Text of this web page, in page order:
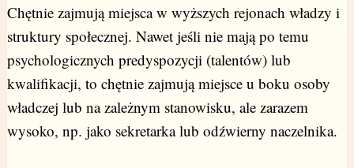
Chętnie zajmują miejsca w wyższych rejonach władzy i
struktury społecznej. Nawet jeśli nie mają po temu
psychologicznych predyspozycji (talentów) lub
kwalifikacji, to chętnie zajmują miejsce u boku osoby
władczej lub na zależnym stanowisku, ale zarazem
wysoko, np. jako sekretarka lub odźwierny naczelnika.